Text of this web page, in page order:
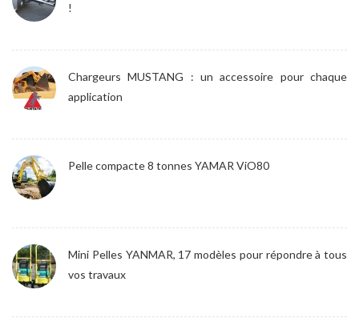
!
Chargeurs MUSTANG : un accessoire pour chaque
application
Pelle compacte 8 tonnes YAMAR ViO80
Mini Pelles YANMAR, 17 modèles pour répondre à tous
vos travaux